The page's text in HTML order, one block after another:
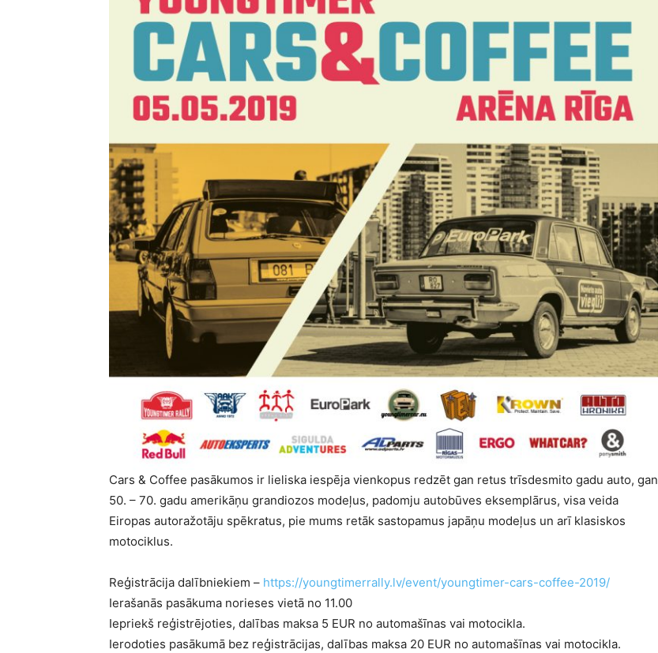
Cars & Coffee pasākumos ir lieliska iespēja vienkopus redzēt gan retus trīsdesmito gadu auto, gan
50. – 70. gadu amerikāņu grandiozos modeļus, padomju autobūves eksemplārus, visa veida
Eiropas autoražotāju spēkratus, pie mums retāk sastopamus japāņu modeļus un arī klasiskos
motociklus.
Reģistrācija dalībniekiem – https://youngtimerrally.lv/event/youngtimer-cars-coffee-2019/
Ierašanās pasākuma norieses vietā no 11.00
Iepriekš reģistrējoties, dalības maksa 5 EUR no automašīnas vai motocikla.
Ierodoties pasākumā bez reģistrācijas, dalības maksa 20 EUR no automašīnas vai motocikla.